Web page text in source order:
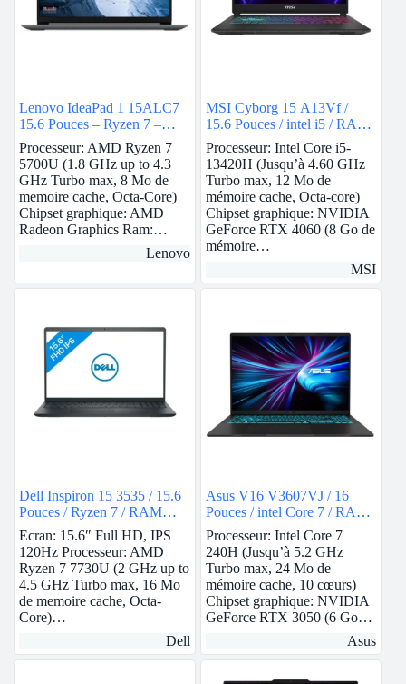
Lenovo IdeaPad 1 15ALC7
15.6 Pouces – Ryzen 7 –
RAM 8Go – 512Go SSD –
AMD Radeon
Processeur: AMD Ryzen 7
5700U (1.8 GHz up to 4.3
GHz Turbo max, 8 Mo de
memoire cache, Octa-Core)
Chipset graphique: AMD
Radeon Graphics Ram:…
Lenovo
MSI Cyborg 15 A13Vf /
15.6 Pouces / intel i5 / RAM
8Go / 512Go SSD / Nvidia
RTX 4060
Processeur: Intel Core i5-
13420H (Jusqu’à 4.60 GHz
Turbo max, 12 Mo de
mémoire cache, Octa-core)
Chipset graphique: NVIDIA
GeForce RTX 4060 (8 Go de
mémoire…
MSI
Dell Inspiron 15 3535 / 15.6
Pouces / Ryzen 7 / RAM
16Go / 1To SSD / AMD
Radeon
Ecran: 15.6″ Full HD, IPS
120Hz Processeur: AMD
Ryzen 7 7730U (2 GHz up to
4.5 GHz Turbo max, 16 Mo
de memoire cache, Octa-
Core)…
Dell
Asus V16 V3607VJ / 16
Pouces / intel Core 7 / RAM
8Go / 512Go SSD / Nvidia
RTX 3050
Processeur: Intel Core 7
240H (Jusqu’à 5.2 GHz
Turbo max, 24 Mo de
mémoire cache, 10 cœurs)
Chipset graphique: NVIDIA
GeForce RTX 3050 (6 Go…
Asus